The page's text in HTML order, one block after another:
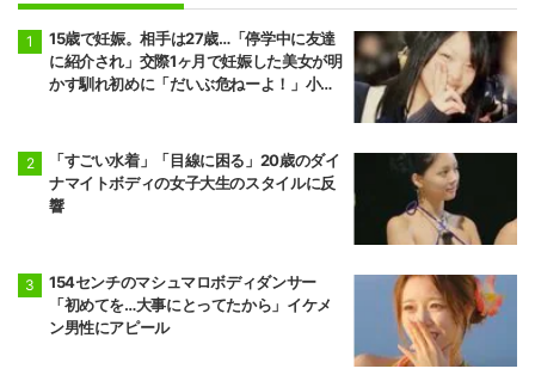
15歳で妊娠。相手は27歳…「停学中に友達
に紹介され」交際1ヶ月で妊娠した美女が明
かす馴れ初めに「だいぶ危ねーよ！」小森
「すごい水着」「目線に困る」20歳のダイ
ナマイトボディの女子大生のスタイルに反
響
154センチのマシュマロボディダンサー
「初めてを…大事にとってたから」イケメ
ン男性にアピール